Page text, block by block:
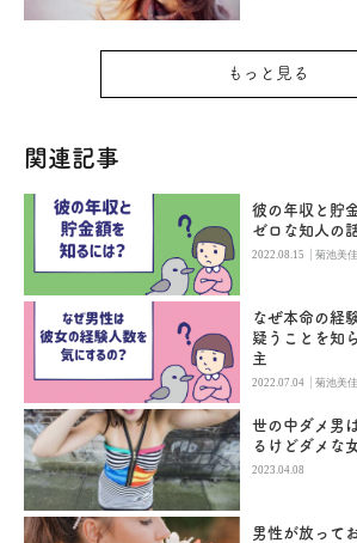
もっと見る
関連記事
彼の年収と貯
ゼロな知人の
2022.08.15 |菊池美
なぜ本命の経
疑うことを知
主
2022.07.04 |菊池美
世の中ダメ男
るけどダメな
2023.04.08
男性が放って